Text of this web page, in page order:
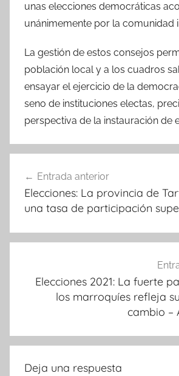
unas elecciones democráticas
unánimemente por la comunidad
La gestión de estos consejos
población local y a los cuadros
ensayar el ejercicio de la
seno de instituciones electas,
perspectiva de la instauración de
de
entradas
Entrada anterior
Elecciones: La provincia de
una tasa de participación
Elecciones 2021: La fuerte
los marroquíes refleja
cambio –
Deja una respuesta